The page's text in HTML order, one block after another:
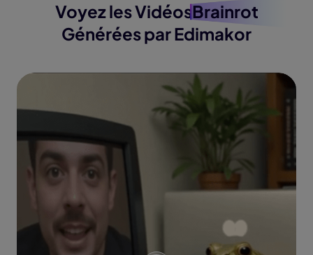
Voyez les VidéosBrainrot
Générées par Edimakor